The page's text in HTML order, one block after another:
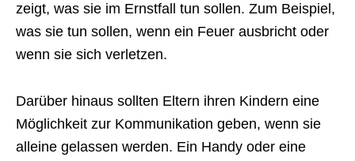
zeigt, was sie im Ernstfall tun sollen. Zum Beispiel,
was sie tun sollen, wenn ein Feuer ausbricht oder
wenn sie sich verletzen.
Darüber hinaus sollten Eltern ihren Kindern eine
Möglichkeit zur Kommunikation geben, wenn sie
alleine gelassen werden. Ein Handy oder eine